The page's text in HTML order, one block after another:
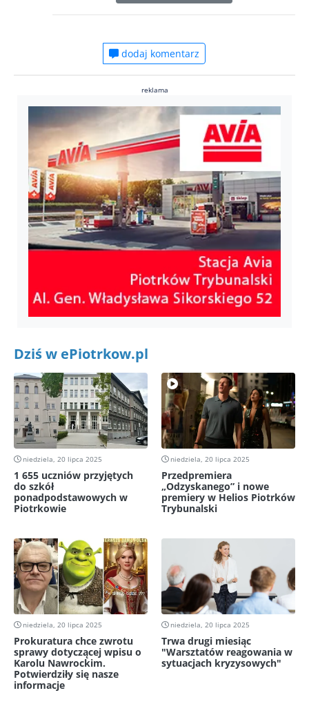
dodaj komentarz
reklama
Dziś w ePiotrkow.pl
niedziela, 20 lipca 2025
1 655 uczniów przyjętych
do szkół
ponadpodstawowych w
Piotrkowie
niedziela, 20 lipca 2025
Przedpremiera
„Odzyskanego” i nowe
premiery w Helios Piotrków
Trybunalski
niedziela, 20 lipca 2025
Prokuratura chce zwrotu
sprawy dotyczącej wpisu o
Karolu Nawrockim.
Potwierdziły się nasze
informacje
niedziela, 20 lipca 2025
Trwa drugi miesiąc
"Warsztatów reagowania w
sytuacjach kryzysowych"